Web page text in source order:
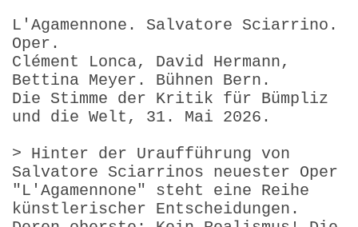
L'Agamennone. Salvatore Sciarrino.
Oper.
Clément Lonca, David Hermann,
Bettina Meyer. Bühnen Bern.
Die Stimme der Kritik für Bümpliz
und die Welt, 31. Mai 2026.
> Hinter der Uraufführung von
Salvatore Sciarrinos neuester Oper
"L'Agamennone" steht eine Reihe
künstlerischer Entscheidungen.